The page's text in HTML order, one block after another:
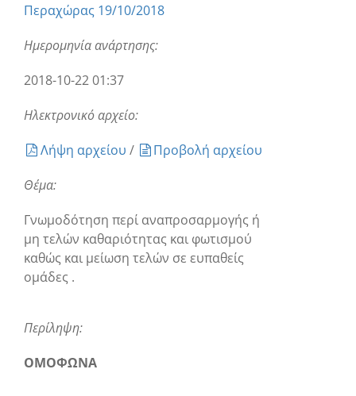
Περαχώρας 19/10/2018
Ημερομηνία ανάρτησης:
2018-10-22 01:37
Ηλεκτρονικό αρχείο:
Λήψη αρχείου /
Προβολή αρχείου
Θέμα:
Γνωμοδότηση περί αναπροσαρμογής ή
μη τελών καθαριότητας και φωτισμού
καθώς και μείωση τελών σε ευπαθείς
ομάδες .
Περίληψη:
ΟΜΟΦΩΝΑ